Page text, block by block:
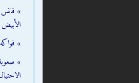
»
الأبيض
»
»